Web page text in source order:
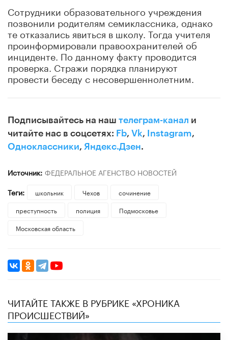
Сотрудники образовательного учреждения
позвонили родителям семиклассника, однако
те отказались явиться в школу. Тогда учителя
проинформировали правоохранителей об
инциденте. По данному факту проводится
проверка. Стражи порядка планируют
провести беседу с несовершеннолетним.
Подписывайтесь на наш телеграм-канал и
читайте нас в соцсетях: Fb, Vk, Instagram,
Одноклассники, Яндекс.Дзен.
Источник: ФЕДЕРАЛЬНОЕ АГЕНСТВО НОВОСТЕЙ
Теги:
школьник Чехов
сочинение
преступность
полиция
Подмосковье
Московская область
ЧИТАЙТЕ ТАКЖЕ В РУБРИКЕ «ХРОНИКА
ПРОИСШЕСТВИЙ»